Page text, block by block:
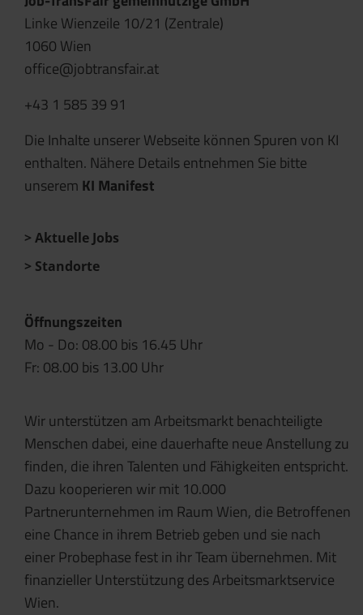
Linke Wienzeile 10/21 (Zentrale)
1060 Wien
office@jobtransfair.at
+43 1 585 39 91
Die Inhalte unserer Webseite können Spuren von KI
enthalten. Nähere Details entnehmen Sie bitte
unserem KI Manifest
Aktuelle Jobs
Standorte
Öffnungszeiten
Mo - Do: 08.00 bis 16.45 Uhr
Fr: 08.00 bis 13.00 Uhr
Wir unterstützen am Arbeitsmarkt benachteiligte
Menschen dabei, eine dauerhafte neue Anstellung zu
finden, die ihren Talenten und Fähigkeiten entspricht.
Dazu kooperieren wir mit 10.000
Partnerunternehmen im Raum Wien, die Betroffenen
eine Chance in ihrem Betrieb geben und sie nach
einer Probephase fest in ihr Team übernehmen. Mit
finanzieller Unterstützung des Arbeitsmarktservice
Wien.